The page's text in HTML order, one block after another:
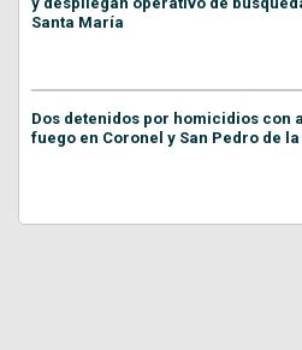
Santa María
Dos detenidos por homicidios con
fuego en Coronel y San Pedro de la